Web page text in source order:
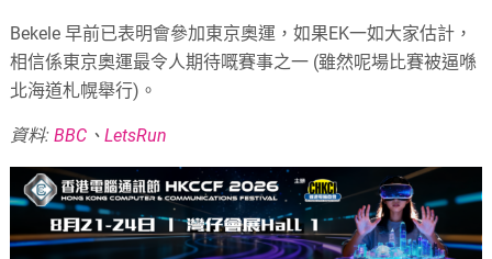
Bekele 早前已表明會參加東京奧運，如果EK一如大家估計，
相信係東京奧運最令人期待嘅賽事之一 (雖然呢場比賽被逼喺
北海道札幌舉行)。
資料:BBC 、LetsRun